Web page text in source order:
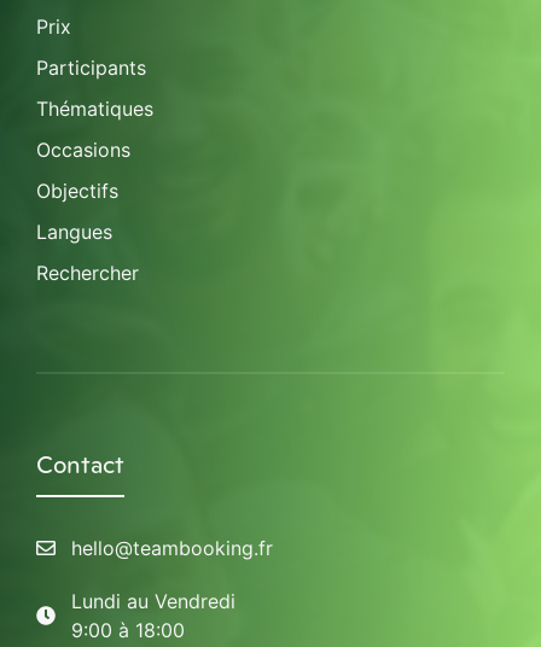
Prix
Participants
Thématiques
Occasions
Objectifs
Langues
Rechercher
Contact
hello@teambooking.fr
Lundi au Vendredi
9:00 à 18:00